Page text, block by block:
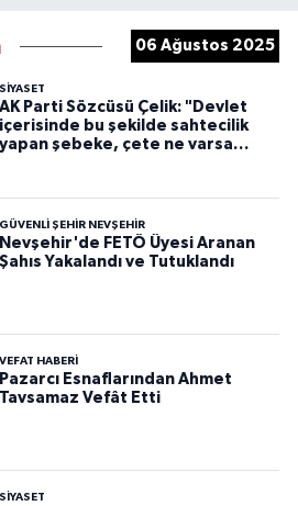
06 Ağustos 2025
SIYASET
AK Parti Sözcüsü Çelik: "Devlet
içerisinde bu şekilde sahtecilik
yapan şebeke, çete ne varsa
GÜVENLI ŞEHIR NEVŞEHIR
Nevşehir'de FETÖ Üyesi Aranan
Şahıs Yakalandı ve Tutuklandı
VEFAT HABERI
Pazarcı Esnaflarından Ahmet
Tavsamaz Vefât Etti
SIYASET